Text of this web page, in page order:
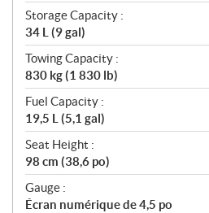
Storage Capacity :
34 L (9 gal)
Towing Capacity :
830 kg (1 830 lb)
Fuel Capacity :
19,5 L (5,1 gal)
Seat Height :
98 cm (38,6 po)
Gauge :
Écran numérique de 4,5 po